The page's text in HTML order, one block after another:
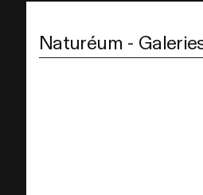
Naturéum -